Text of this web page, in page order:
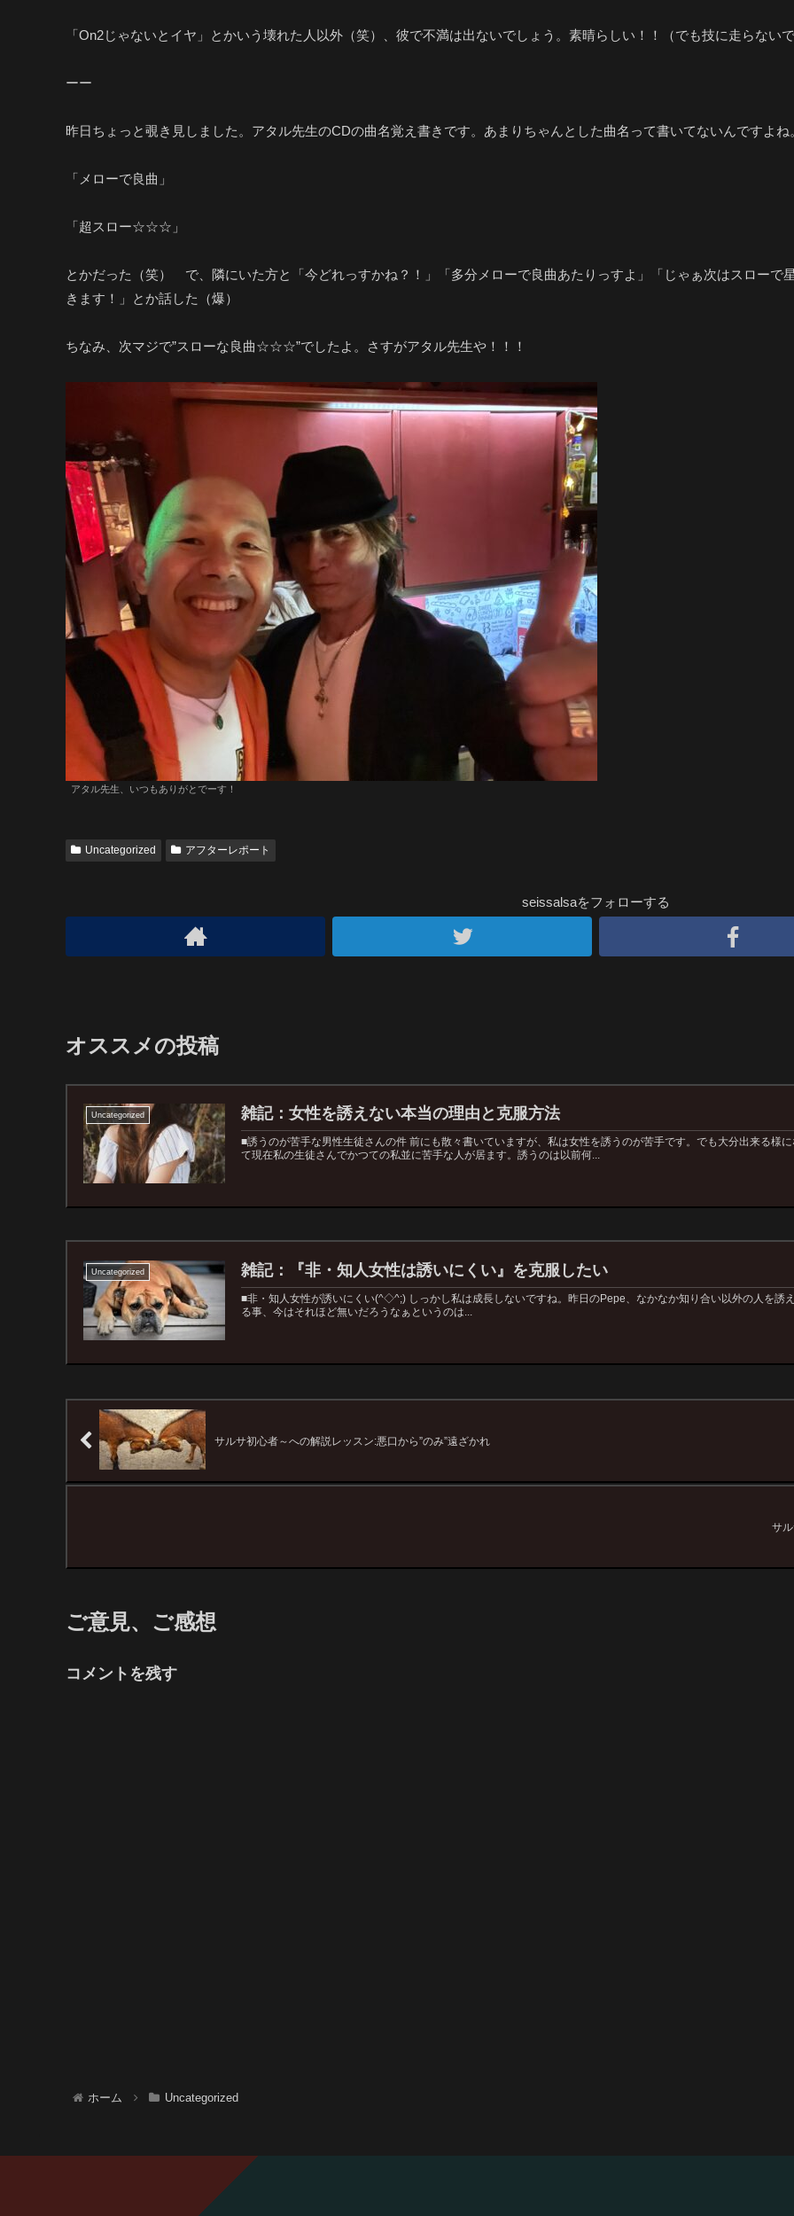
「On2じゃないとイヤ」とかいう壊れた人以外（笑）、彼で不満は出ないでしょう。素晴らしい！！（でも技に走らない
ーー
昨日ちょっと覗き見しました。アタル先生のCDの曲名覚え書きです。あまりちゃんとした曲名って書いてないんですよね
「メローで良曲」
「超スロー☆☆☆」
とかだった（笑） で、隣にいた方と「今どれっすかね？！」「多分メローで良曲あたりっすよ」「じゃぁ次はスローで
きます！」とか話した（爆）
ちなみ、次マジで”スローな良曲☆☆☆”でしたよ。さすがアタル先生や！！！
アタル先生、いつもありがとでーす！
Uncategorized アフターレポート
seissalsaをフォローする
オススメの投稿
Uncategorized 雑記：女性を誘えない本当の理由と克服方法
■誘うのが苦手な男性生徒さんの件 前にも散々書いていますが、私は女性を誘うのが苦手です。でも大分出来る様
て現在私の生徒さんでかつての私並に苦手な人が居ます。誘うのは以前何...
Uncategorized 雑記：『非・知人女性は誘いにくい』を克服したい
■非・知人女性が誘いにくい(^◇^;) しっかし私は成長しないですね。昨日のPepe、なかなか知り合い以外の人を誘
る事、今はそれほど無いだろうなぁというのは...
サルサ初心者～への解説レッスン:悪口から”のみ”遠ざかれ
サ
ご意見、ご感想
コメントを残す
ホーム Uncategorized